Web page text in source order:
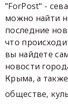
"ForPost" -
можно найти
последние
что
вы найдете
новости
Крыма, а
обществе,